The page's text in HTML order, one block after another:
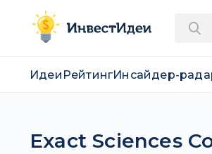
Идеи РейтингИнсайдер-
Exact Sciences